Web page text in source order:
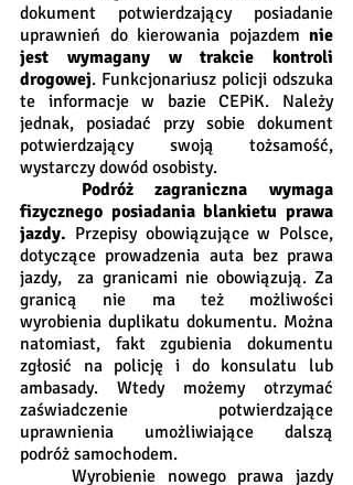
dokument potwierdzający posiadanie
uprawnień do kierowania pojazdem nie
jest wymagany w trakcie kontroli
drogowej. Funkcjonariusz policji odszuka
te informacje w bazie CEPiK. Należy
jednak, posiadać przy sobie dokument
potwierdzający swoją tożsamość,
wystarczy dowód osobisty.
Podróż zagraniczna wymaga
fizycznego posiadania blankietu prawa
jazdy. Przepisy obowiązujące w Polsce,
dotyczące prowadzenia auta bez prawa
jazdy,  za granicami nie obowiązują. Za
granicą nie ma też możliwości
wyrobienia duplikatu dokumentu. Można
natomiast, fakt zgubienia dokumentu
zgłosić na policję i do konsulatu lub
ambasady. Wtedy możemy otrzymać
zaświadczenie potwierdzające
uprawnienia umożliwiające dalszą
podróż samochodem.